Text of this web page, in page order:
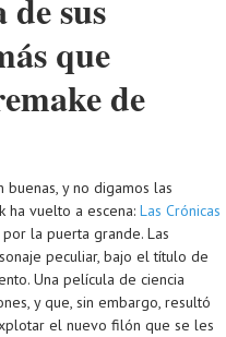
de sus
que
de
y no digamos las
ha vuelto a escena: Las Crónicas
la puerta grande. Las
peculiar, bajo el título de
Una película de ciencia
y que, sin embargo, resultó
el nuevo filón que se les